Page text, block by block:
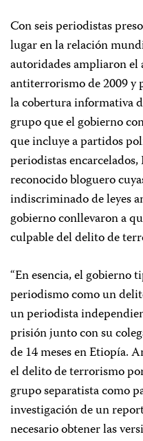
Con seis periodistas
lugar en la relación
autoridades ampliaron el
antiterrorismo de 2009 y
la cobertura informativa
grupo que el gobierno
que incluye a partidos
periodistas
reconocido bloguero
indiscriminado de leyes
gobierno conllevaron a
culpable del delito de
“En esencia, el gobierno
periodismo como un
un periodista
prisión junto con su
de 14 meses en Etiopía.
el delito de terrorismo
grupo separatista como
investigación de un
necesario obtener las